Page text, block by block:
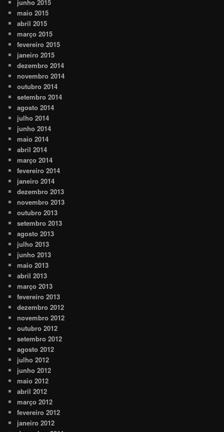
junho 2015
maio 2015
abril 2015
março 2015
fevereiro 2015
janeiro 2015
dezembro 2014
novembro 2014
outubro 2014
setembro 2014
agosto 2014
julho 2014
junho 2014
maio 2014
abril 2014
março 2014
fevereiro 2014
janeiro 2014
dezembro 2013
novembro 2013
outubro 2013
setembro 2013
agosto 2013
julho 2013
junho 2013
maio 2013
abril 2013
março 2013
fevereiro 2013
dezembro 2012
novembro 2012
outubro 2012
setembro 2012
agosto 2012
julho 2012
junho 2012
maio 2012
abril 2012
março 2012
fevereiro 2012
janeiro 2012